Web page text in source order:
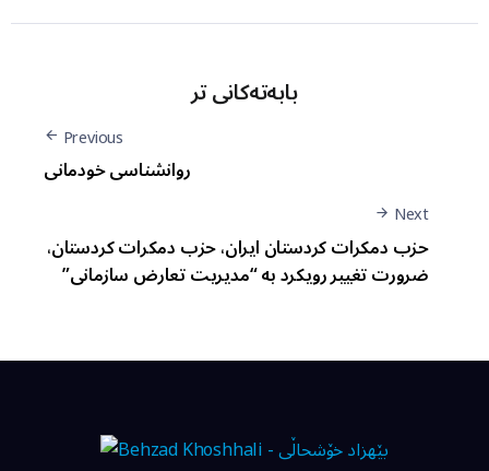
بابەتەکانی تر
Previous
روانشناسی خودمانی
Next
حزب دمکرات کردستان ایران، حزب دمکرات کردستان،
ضرورت تغییر رویکرد به “مدیریت تعارض سازمانی”